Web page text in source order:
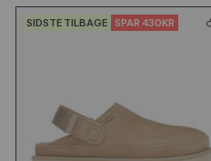
SIDSTE TILBAGE SPAR 430KR